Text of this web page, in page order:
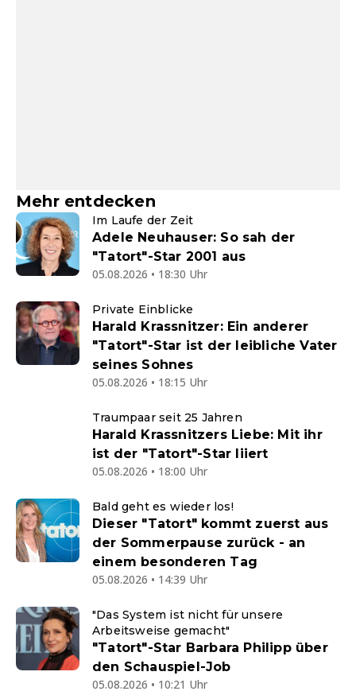
Mehr entdecken
Im Laufe der Zeit
Adele Neuhauser: So sah der
"Tatort"-Star 2001 aus
05.08.2026 • 18:30 Uhr
Private Einblicke
Harald Krassnitzer: Ein anderer
"Tatort"-Star ist der leibliche Vater
seines Sohnes
05.08.2026 • 18:15 Uhr
Traumpaar seit 25 Jahren
Harald Krassnitzers Liebe: Mit ihr
ist der "Tatort"-Star liiert
05.08.2026 • 18:00 Uhr
Bald geht es wieder los!
Dieser "Tatort" kommt zuerst aus
der Sommerpause zurück - an
einem besonderen Tag
05.08.2026 • 14:39 Uhr
"Das System ist nicht für unsere
Arbeitsweise gemacht"
"Tatort"-Star Barbara Philipp über
den Schauspiel-Job
05.08.2026 • 10:21 Uhr